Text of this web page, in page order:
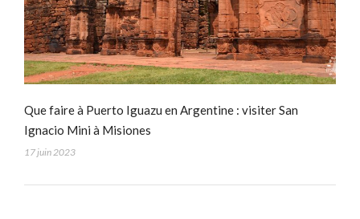
Que faire à Puerto Iguazu en Argentine : visiter San
Ignacio Mini à Misiones
17 juin 2023